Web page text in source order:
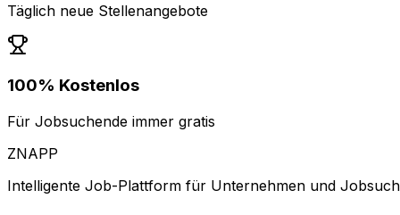
Täglich neue Stellenangebote
100% Kostenlos
Für Jobsuchende immer gratis
ZNAPP
Intelligente Job-Plattform für Unternehmen und